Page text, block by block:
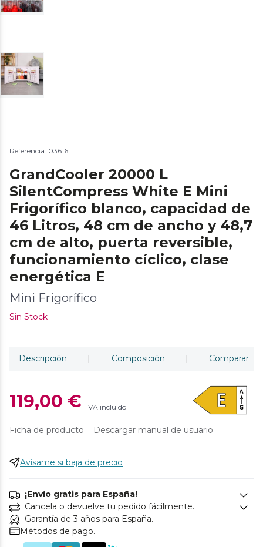
Referencia: 03616
GrandCooler 20000 L
SilentCompress White E Mini
Frigorífico blanco, capacidad de
46 Litros, 48 cm de ancho y 48,7
cm de alto, puerta reversible,
funcionamiento cíclico, clase
energética E
Mini Frigorífico
Sin Stock
Descripción | Composición | Comparar
119,00 € IVA incluido
Ficha de producto Descargar manual de usuario
Avísame si baja de precio
¡Envío gratis para España!
Cancela o devuelve tu pedido fácilmente.
Garantía de 3 años para España.
Métodos de pago.